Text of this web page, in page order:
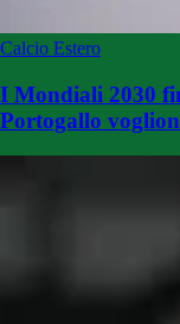
Calcio Estero
I Mondiali 2030
Portogallo